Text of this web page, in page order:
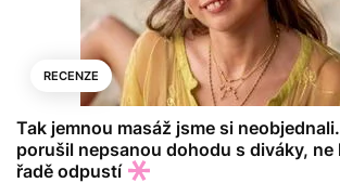
RECENZE
Tak jemnou masáž jsme si
porušil nepsanou dohodu s diváky,
řadě odpustí